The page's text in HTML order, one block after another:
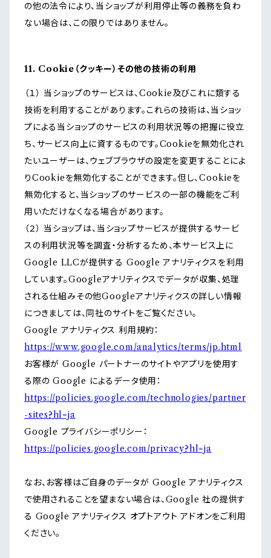
の他の法令により、当ショップが利用停止等の義務を負わ
ない場合は、この限りではありません。
11. Cookie（クッキー）その他の技術の利用
（１） 当ショップのサービスは、Cookie及びこれに類する
技術を利用することがあります。これらの技術は、当ショッ
プによる当ショップのサービスの利用状況等の把握に役立
ち、サービス向上に資するものです。Cookieを無効化され
たいユーザーは、ウェブブラウザの設定を変更することによ
りCookieを無効化することができます。但し、Cookieを
無効化すると、当ショップのサービスの一部の機能をご利
用いただけなくなる場合があります。
（２） 当ショップは、当ショップサービスが提供するサービ
スの利用状況等を調査・分析するため、本サービス上に
Google LLCが提供する Google アナリティクスを利用
しています。Googleアナリティクスでデータが収集、処理
される仕組みその他Googleアナリティクスの詳しい情報
につきましては、同社のサイトをご覧ください。
Google アナリティクス 利用規約：
https://www.google.com/analytics/terms/jp.html
お客様が Google パートナーのサイトやアプリを使用す
る際の Google によるデータ使用：
https://policies.google.com/technologies/partner
-sites?hl=ja
Google プライバシーポリシー：
https://policies.google.com/privacy?hl=ja
なお、お客様はご自身のデータが Google アナリティクス
で使用されることを望まない場合は、Google 社の提供す
る Google アナリティクス オプトアウト アドオンをご利用
ください。